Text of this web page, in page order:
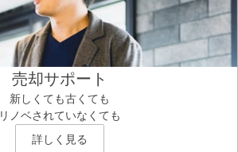
売却サポート
新しくても古くても
リノベされていなくても
詳しく見る